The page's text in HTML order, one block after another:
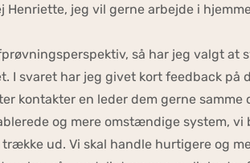
Henriette, jeg vil gerne arbejde i
så har jeg valgt
I svaret har jeg givet kort feedback
kontakter en leder dem gerne
og mere omstændige system,
ud. Vi skal handle hurtigere og